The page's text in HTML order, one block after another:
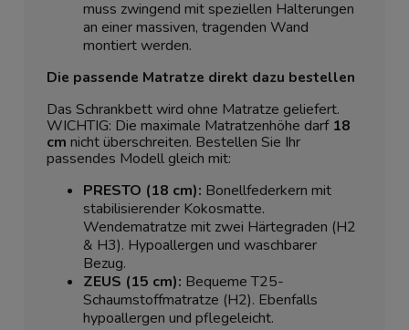
muss zwingend mit speziellen Halterungen
an einer massiven, tragenden Wand
montiert werden.
Die passende Matratze direkt dazu bestellen
Das Schrankbett wird ohne Matratze geliefert.
WICHTIG: Die maximale Matratzenhöhe darf 18
cm nicht überschreiten. Bestellen Sie Ihr
passendes Modell gleich mit:
PRESTO (18 cm): Bonellfederkern mit
stabilisierender Kokosmatte.
Wendematratze mit zwei Härtegraden (H2
& H3). Hypoallergen und waschbarer
Bezug.
ZEUS (15 cm): Bequeme T25-
Schaumstoffmatratze (H2). Ebenfalls
hypoallergen und pflegeleicht.